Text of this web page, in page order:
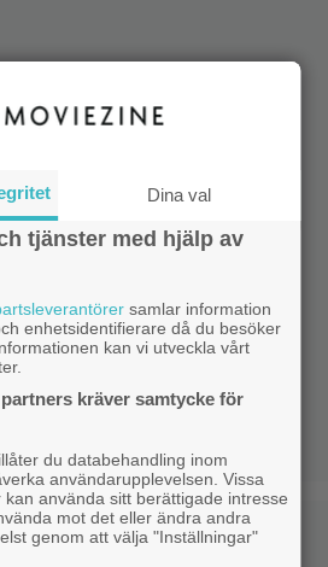
Dina val
tjänster med hjälp av
samlar information
enhetsidentifierare då du besöker
kan vi utveckla vårt
kräver samtycke för
du databehandling inom
användarupplevelsen. Vissa
använda sitt berättigade intresse
mot det eller ändra andra
genom att välja "Inställningar"